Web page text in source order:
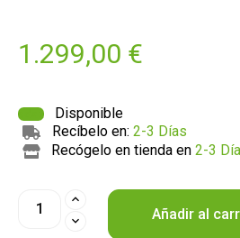
1.299,00 €
Disponible
Recíbelo en:2-3 Días
Recógelo en tienda en2-3
Añadir al